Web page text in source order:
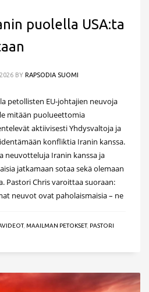
puolella USA:ta
BY RAPSODIA SUOMI
petollisten EU-johtajien neuvoja
mitään puolueettomia
aktiivisesti Yhdysvaltoja ja
konfliktia Iranin kanssa.
neuvotteluja Iranin kanssa ja
jatkamaan sotaa sekä olemaan
Pastori Chris varoittaa suoraan:
neuvot ovat paholaismaisia – ne
, MAAILMAN PETOKSET, PASTORI